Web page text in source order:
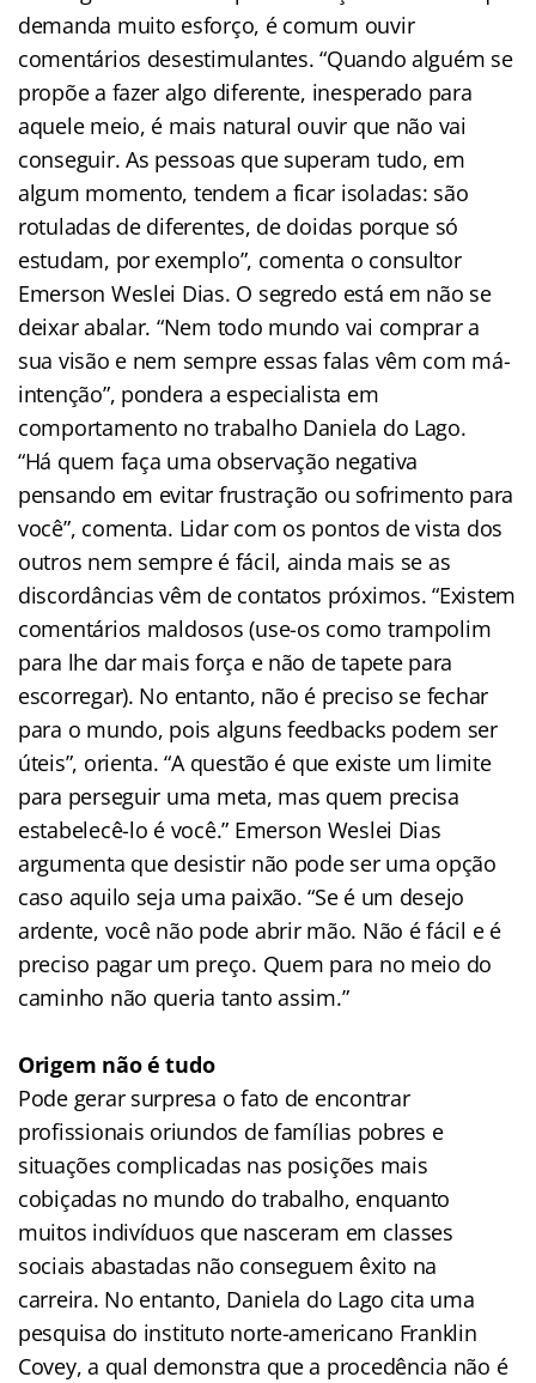
demanda muito esforço, é comum ouvir
comentários desestimulantes. “Quando alguém se
propõe a fazer algo diferente, inesperado para
aquele meio, é mais natural ouvir que não vai
conseguir. As pessoas que superam tudo, em
algum momento, tendem a ficar isoladas: são
rotuladas de diferentes, de doidas porque só
estudam, por exemplo”, comenta o consultor
Emerson Weslei Dias. O segredo está em não se
deixar abalar. “Nem todo mundo vai comprar a
sua visão e nem sempre essas falas vêm com má-
intenção”, pondera a especialista em
comportamento no trabalho Daniela do Lago.
“Há quem faça uma observação negativa
pensando em evitar frustração ou sofrimento para
você”, comenta. Lidar com os pontos de vista dos
outros nem sempre é fácil, ainda mais se as
discordâncias vêm de contatos próximos. “Existem
comentários maldosos (use-os como trampolim
para lhe dar mais força e não de tapete para
escorregar). No entanto, não é preciso se fechar
para o mundo, pois alguns feedbacks podem ser
úteis”, orienta. “A questão é que existe um limite
para perseguir uma meta, mas quem precisa
estabelecê-lo é você.” Emerson Weslei Dias
argumenta que desistir não pode ser uma opção
caso aquilo seja uma paixão. “Se é um desejo
ardente, você não pode abrir mão. Não é fácil e é
preciso pagar um preço. Quem para no meio do
caminho não queria tanto assim.”
Origem não é tudo
Pode gerar surpresa o fato de encontrar
profissionais oriundos de famílias pobres e
situações complicadas nas posições mais
cobiçadas no mundo do trabalho, enquanto
muitos indivíduos que nasceram em classes
sociais abastadas não conseguem êxito na
carreira. No entanto, Daniela do Lago cita uma
pesquisa do instituto norte-americano Franklin
Covey, a qual demonstra que a procedência não é